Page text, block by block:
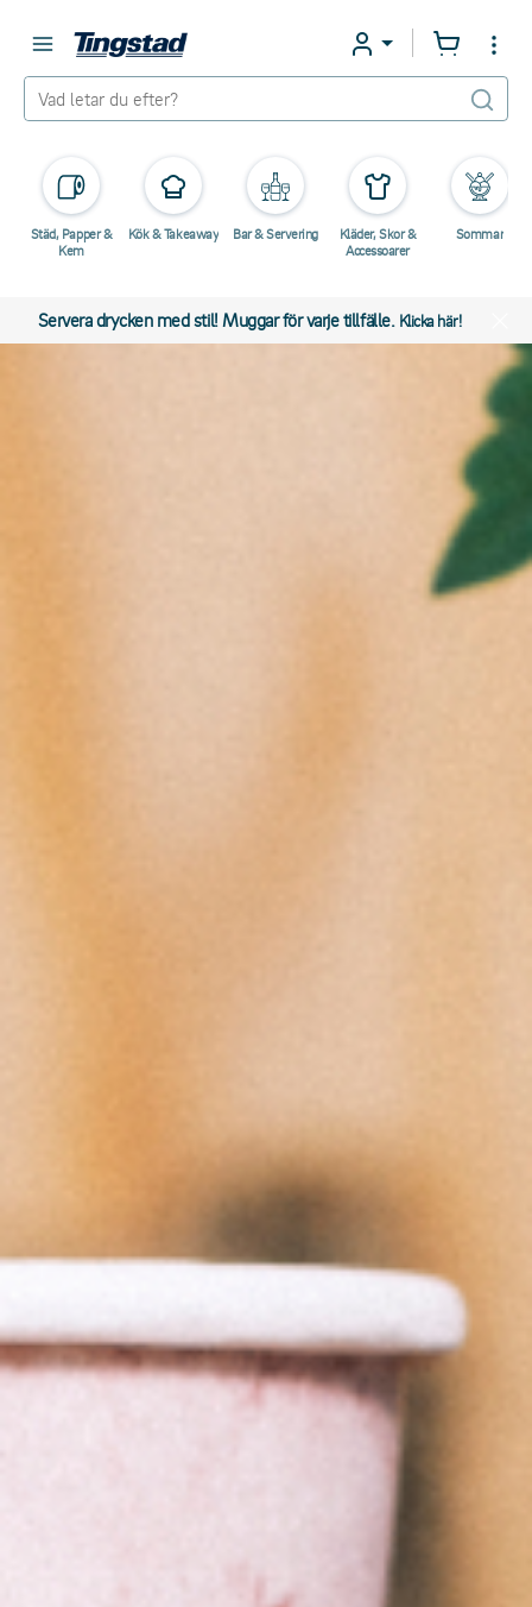
Städ, Papper &
Kem
Kök & Takeaway Bar & Servering
Kläder, Skor &
Accessoarer
Sommar
Servera drycken med stil! Muggar för varje tillfälle. Klicka här!